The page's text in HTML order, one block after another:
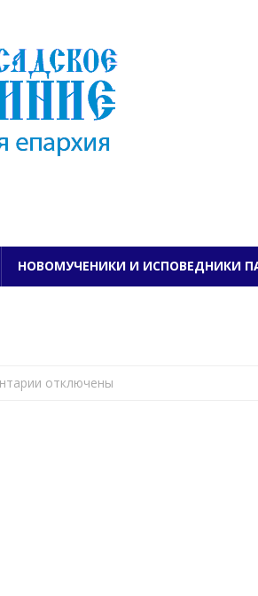
НОВОМУЧЕНИКИ И ИСПОВЕДНИКИ
котключены